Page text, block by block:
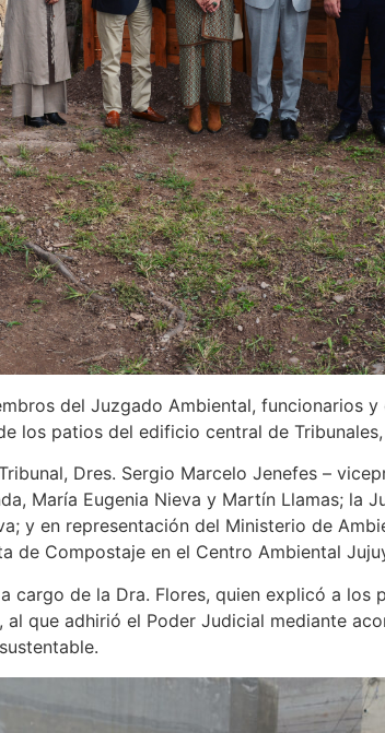
del Juzgado Ambiental, funcionarios
los patios del edificio central de
Dres. Sergio Marcelo Jenefes –
María Eugenia Nieva y Martín Llamas; la
y en representación del Ministerio de
de Compostaje en el Centro Ambiental
cargo de la Dra. Flores, quien explicó a
que adhirió el Poder Judicial mediante